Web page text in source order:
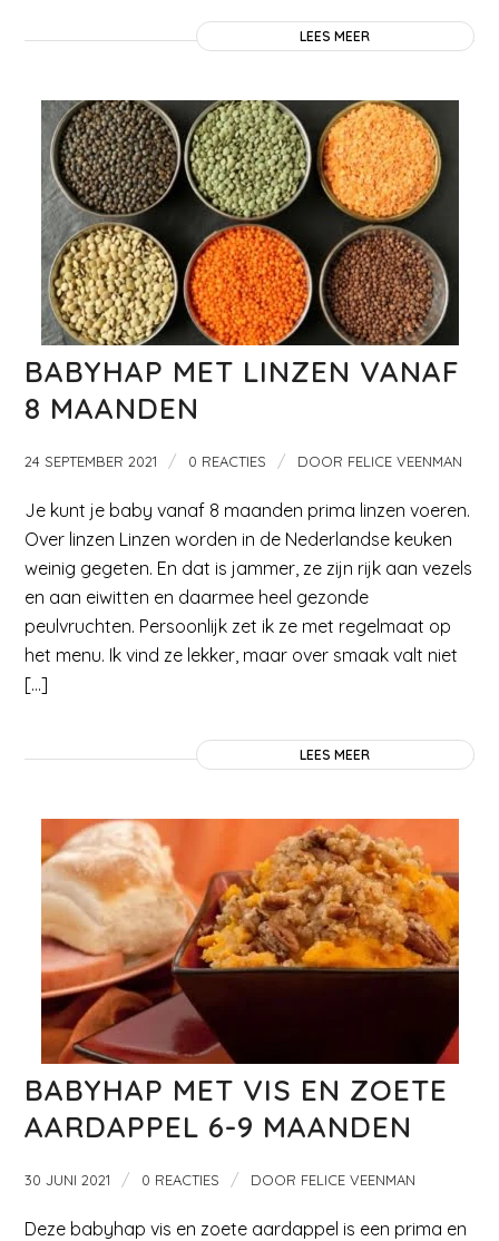
LEES MEER
BABYHAP MET LINZEN VANAF
8 MAANDEN
24 SEPTEMBER 2021 / 0 REACTIES / DOOR FELICE VEENMAN
Je kunt je baby vanaf 8 maanden prima linzen voeren.
Over linzen Linzen worden in de Nederlandse keuken
weinig gegeten. En dat is jammer, ze zijn rijk aan vezels
en aan eiwitten en daarmee heel gezonde
peulvruchten. Persoonlijk zet ik ze met regelmaat op
het menu. Ik vind ze lekker, maar over smaak valt niet
[…]
LEES MEER
BABYHAP MET VIS EN ZOETE
AARDAPPEL 6-9 MAANDEN
30 JUNI 2021 / 0 REACTIES / DOOR FELICE VEENMAN
Deze babyhap vis en zoete aardappel is een prima en